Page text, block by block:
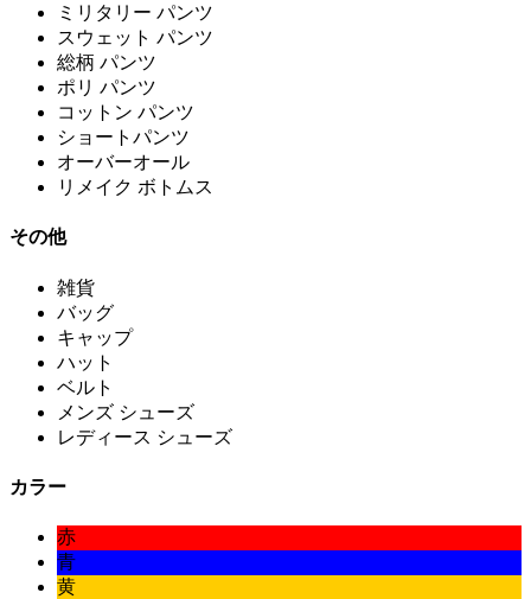
ミリタリー パンツ
スウェット パンツ
総柄 パンツ
ポリ パンツ
コットン パンツ
ショートパンツ
オーバーオール
リメイク ボトムス
その他
雑貨
バッグ
キャップ
ハット
ベルト
メンズ シューズ
レディース シューズ
カラー
赤
青
黄